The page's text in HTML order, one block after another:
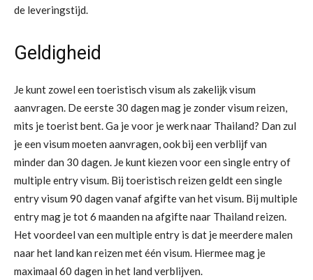
de leveringstijd.
Geldigheid
Je kunt zowel een toeristisch visum als zakelijk visum
aanvragen. De eerste 30 dagen mag je zonder visum reizen,
mits je toerist bent. Ga je voor je werk naar Thailand? Dan zul
je een visum moeten aanvragen, ook bij een verblijf van
minder dan 30 dagen. Je kunt kiezen voor een single entry of
multiple entry visum. Bij toeristisch reizen geldt een single
entry visum 90 dagen vanaf afgifte van het visum. Bij multiple
entry mag je tot 6 maanden na afgifte naar Thailand reizen.
Het voordeel van een multiple entry is dat je meerdere malen
naar het land kan reizen met één visum. Hiermee mag je
maximaal 60 dagen in het land verblijven.